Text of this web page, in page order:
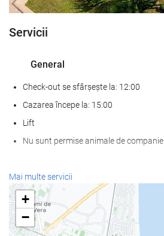
Servicii
General
Check-out se sfârșește la: 12:00
Cazarea începe la: 15:00
Lift
Nu sunt permise animale de companie
SPA
Spa
baie turcească/baie de aburi
Saună
Mai multe servicii
+
−